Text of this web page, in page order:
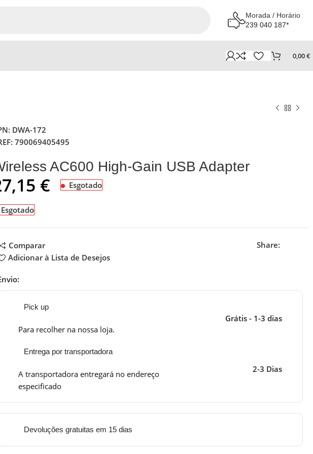
Morada / Horário
239 040 187*
0,00€
DWA-172
790069405495
AC600 High-Gain USB Adapter
€ Esgotado
Esgotado
Comparar
Adicionar à Lista de Desejos
Share:
Pick up
Para recolher na nossa loja.
Grátis - 1-3 dias
Entrega por transportadora
A transportadora entregará no endereço
especificado
2-3 Dias
Devoluções gratuitas em 15 dias